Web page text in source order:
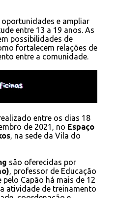
e ampliar
entre 13 a 19 anos. As
possibilidades de
fortalecem relações de
entre a comunidade.
entre os dias 18
de 2021, no Espaço
, na sede da Vila do
são oferecidas por
, professor de Educação
pelo Capão há mais de 12
atividade de treinamento